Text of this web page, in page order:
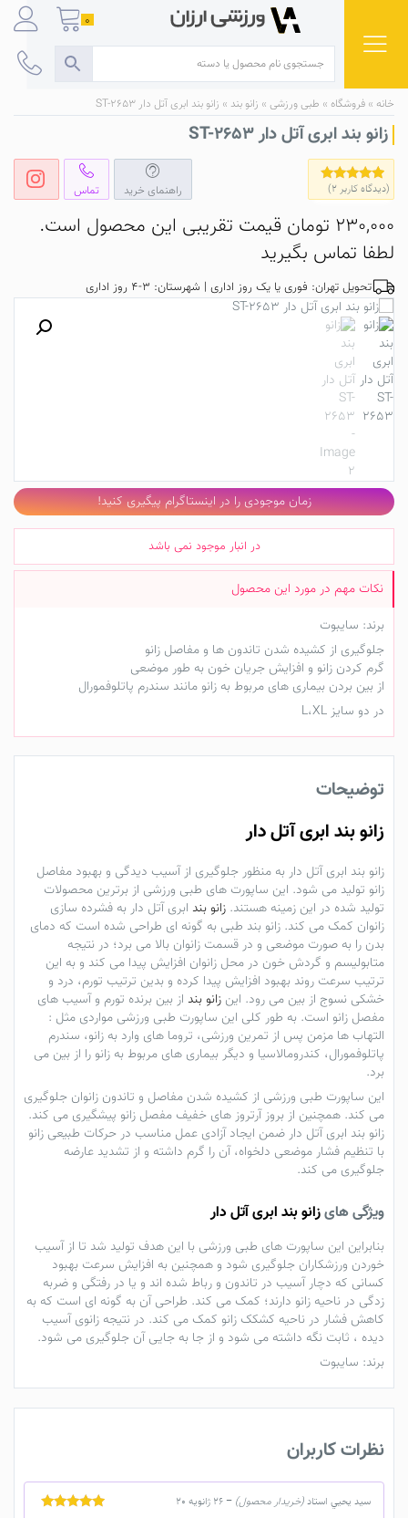
content
0
خانه » فروشگاه » طبی ورزشی » زانو بند » زانو بند ابری آتل دار ST-2653
زانو بند ابری آتل دار ST-2653
راهنمای خرید تماس امتیاز5.00
از 5 امتیاز
2
(دیدگاه کاربر 2
)
230,000 تومان قیمت تقریبی این محصول است.
لطفا تماس بگیرید
تحویل تهران: فوری یا یک روز اداری | شهرستان: 3-4 روز اداری
زمان موجودی را در اینستاگرام پیگیری کنید!
در انبار موجود نمی باشد
برند: سایبوت
جلوگیری از کشیده شدن تاندون ها و مفاصل زانو
گرم کردن زانو و افزایش جریان خون به طور موضعی
از بین بردن بیماری های مربوط به زانو مانند سندرم پاتلوفمورال
در دو سایز L،XL
توضیحات
زانو بند ابری آتل دار
زانو بند ابری آتل دار به منظور جلوگیری از آسیب دیدگی و بهبود مفاصل
زانو تولید می شود. این ساپورت های طبی ورزشی از برترین محصولات
تولید شده در این زمینه هستند. زانو بند ابری آتل دار به فشرده سازی
زانوان کمک می کند. زانو بند طبی به گونه ای طراحی شده است که دمای
بدن را به صورت موضعی و در قسمت زانوان بالا می برد؛ در نتیجه
متابولیسم و گردش خون در محل زانوان افزایش پیدا می کند و به این
ترتیب سرعت روند بهبود افزایش پیدا کرده و بدین ترتیب تورم، درد و
خشکی نسوج از بین می رود. این زانو بند از بین برنده تورم و آسیب های
مفصل زانو است. به طور کلی این ساپورت طبی ورزشی مواردی مثل :
التهاب ها مزمن پس از تمرین ورزشی، تروما های وارد به زانو، سندرم
پاتلوفمورال، کندرومالاسیا و دیگر بیماری های مربوط به زانو را از بین می
برد.
این ساپورت طبی ورزشی از کشیده شدن مفاصل و تاندون زانوان جلوگیری
می کند. همچنین از بروز آرتروز های خفیف مفصل زانو پیشگیری می کند.
زانو بند ابری آتل دار ضمن ایجاد آزادی عمل مناسب در حرکات طبیعی زانو
با تنظیم فشار موضعی دلخواه، آن را گرم داشته و از تشدید عارضه
جلوگیری می کند.
ویژگی هایزانو بند ابری آتل دار
بنابراین این ساپورت های طبی ورزشی با این هدف تولید شد تا از آسیب
خوردن ورزشکاران جلوگیری شود و همچنین به افزایش سرعت بهبود
کسانی که دچار آسیب در تاندون و رباط شده اند و یا در رفتگی و ضربه
زدگی در ناحیه زانو دارند؛ کمک می کند. طراحی آن به گونه ای است که به
کاهش فشار در ناحیه کشکک زانو کمک می کند. در نتیجه زانوی آسیب
دیده ، ثابت نگه داشته می شود و از جا به جایی آن جلوگیری می شود.
برند: سایبوت
نظرات کاربران
سيد يحيي استاد(خریدار محصول) – 26 ژانویه 20